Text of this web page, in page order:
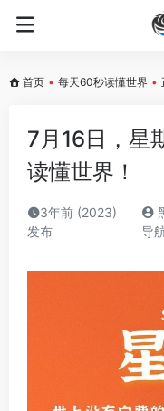
首页 • 每天60秒读懂世界 •
7月16日，星
读懂世界！
3年前 (2023)
发布
导